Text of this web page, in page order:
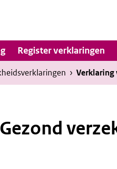
Hoofdnavigatie
Register verklaringen
› Verklaring